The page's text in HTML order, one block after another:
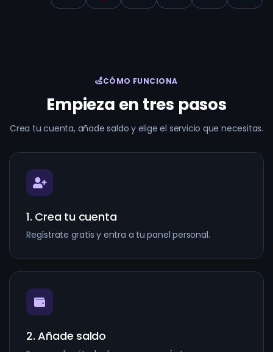
CÓMO FUNCIONA
Empieza en tres pasos
Crea tu cuenta, añade saldo y elige el servicio que necesitas.
1. Crea tu cuenta
Regístrate gratis y entra a tu panel personal.
2. Añade saldo